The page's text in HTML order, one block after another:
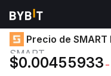
Precios de Criptomonedas
Precio de SMART
SMART
$0.00455933